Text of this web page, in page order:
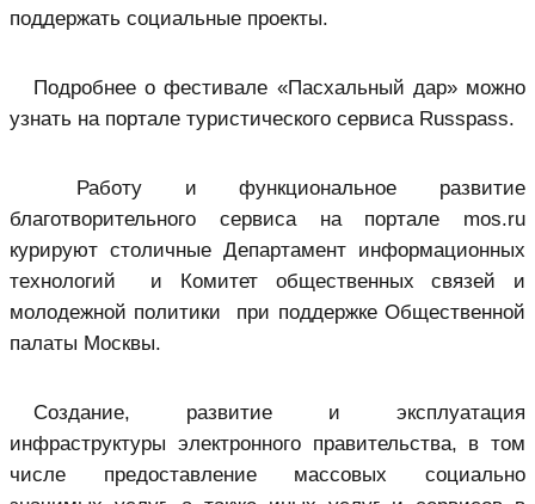
поддержать социальные проекты.
Подробнее о фестивале «Пасхальный дар» можно
узнать на портале туристического сервиса Russpass.
Работу и функциональное развитие
благотворительного сервиса на портале mos.ru
курируют столичные Департамент информационных
технологий и Комитет общественных связей и
молодежной политики при поддержке Общественной
палаты Москвы.
Создание, развитие и эксплуатация
инфраструктуры электронного правительства, в том
числе предоставление массовых социально